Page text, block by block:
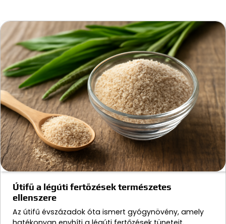
Útifű a légúti fertőzések természetes
ellenszere
Az útifű évszázadok óta ismert gyógynövény, amely